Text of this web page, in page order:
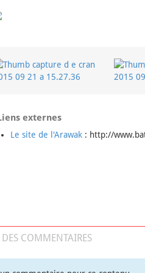
externes
Le site de l'Arawak: http://
DES COMMENTAIRES